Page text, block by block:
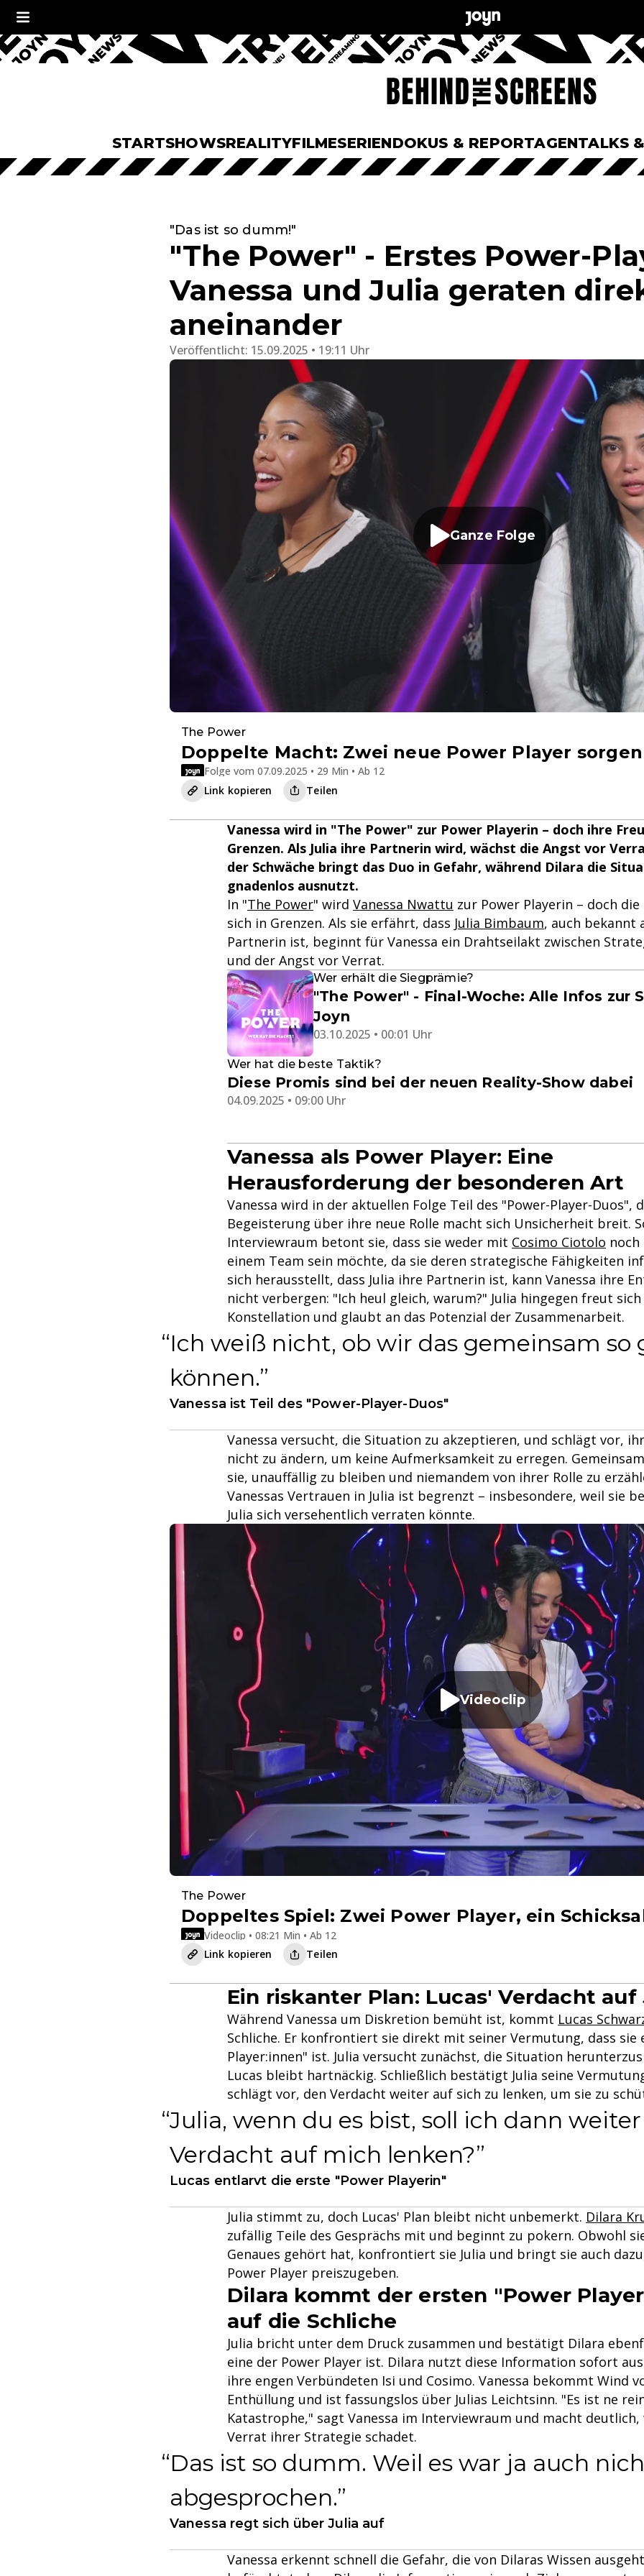
STARTSHOWSREALITYFILMESERIENDOKUS & REPORTAGENTALKS
"Das ist so dumm!"
"The Power" - Erstes Power-
Vanessa und Julia geraten
aneinander
Veröffentlicht: 15.09.2025 • 19:11 Uhr
Ganze Folge
The Power
Doppelte Macht: Zwei neue Power Player
Folge vom 07.09.2025 • 29 Min • Ab 12
Link kopieren
Teilen
Vanessa wird in "The Power" zur Power Playerin – doch ihre
Grenzen. Als Julia ihre Partnerin wird, wächst die Angst vor
der Schwäche bringt das Duo in Gefahr, während Dilara die
gnadenlos ausnutzt.
In "The Power" wird Vanessa Nwattu zur Power Playerin – doch
sich in Grenzen. Als sie erfährt, dass Julia Bimbaum, auch bekannt
Partnerin ist, beginnt für Vanessa ein Drahtseilakt zwischen
und der Angst vor Verrat.
Wer erhält die Siegprämie?
"The Power" - Final-Woche: Alle Infos zur
Joyn
03.10.2025 • 00:01 Uhr
Wer hat die beste Taktik?
Diese Promis sind bei der neuen Reality-Show dabei
04.09.2025 • 09:00 Uhr
Vanessa als Power Player: Eine
Herausforderung der besonderen Art
Vanessa wird in der aktuellen Folge Teil des "Power-Player-Duos",
Begeisterung über ihre neue Rolle macht sich Unsicherheit breit.
Interviewraum betont sie, dass sie weder mit Cosimo Ciotolo
einem Team sein möchte, da sie deren strategische Fähigkeiten
sich herausstellt, dass Julia ihre Partnerin ist, kann Vanessa ihre
nicht verbergen: "Ich heul gleich, warum?" Julia hingegen freut
Konstellation und glaubt an das Potenzial der Zusammenarbeit.
Ich weiß nicht, ob wir das gemeinsam
können.
Vanessa ist Teil des "Power-Player-Duos"
Vanessa versucht, die Situation zu akzeptieren, und schlägt vor,
nicht zu ändern, um keine Aufmerksamkeit zu erregen.
sie, unauffällig zu bleiben und niemandem von ihrer Rolle zu
Vanessas Vertrauen in Julia ist begrenzt – insbesondere, weil sie
Julia sich versehentlich verraten könnte.
Videoclip
The Power
Doppeltes Spiel: Zwei Power Player, ein
Videoclip • 08:21 Min • Ab 12
Link kopieren
Teilen
Ein riskanter Plan: Lucas' Verdacht auf
Während Vanessa um Diskretion bemüht ist, kommt Lucas
Schliche. Er konfrontiert sie direkt mit seiner Vermutung, dass sie
Player:innen" ist. Julia versucht zunächst, die Situation
Lucas bleibt hartnäckig. Schließlich bestätigt Julia seine
schlägt vor, den Verdacht weiter auf sich zu lenken, um sie zu
Julia, wenn du es bist, soll ich dann
Verdacht auf mich lenken?
Lucas entlarvt die erste "Power Playerin"
Julia stimmt zu, doch Lucas' Plan bleibt nicht unbemerkt. Dilara
zufällig Teile des Gesprächs mit und beginnt zu pokern. Obwohl
Genaues gehört hat, konfrontiert sie Julia und bringt sie auch
Power Player preiszugeben.
Dilara kommt der ersten "Power
auf die Schliche
Julia bricht unter dem Druck zusammen und bestätigt Dilara
eine der Power Player ist. Dilara nutzt diese Information sofort
ihre engen Verbündeten Isi und Cosimo. Vanessa bekommt Wind
Enthüllung und ist fassungslos über Julias Leichtsinn. "Es ist ne
Katastrophe," sagt Vanessa im Interviewraum und macht deutlich,
Verrat ihrer Strategie schadet.
Das ist so dumm. Weil es war ja auch
abgesprochen.
Vanessa regt sich über Julia auf
Vanessa erkennt schnell die Gefahr, die von Dilaras Wissen